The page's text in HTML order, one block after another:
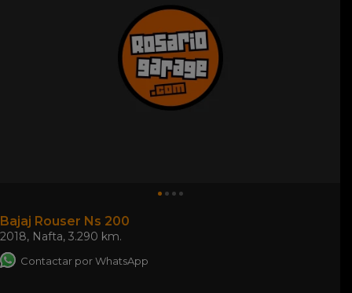
Bajaj Rouser Ns 200
2018, Nafta, 3.290 km.
Contactar por WhatsApp